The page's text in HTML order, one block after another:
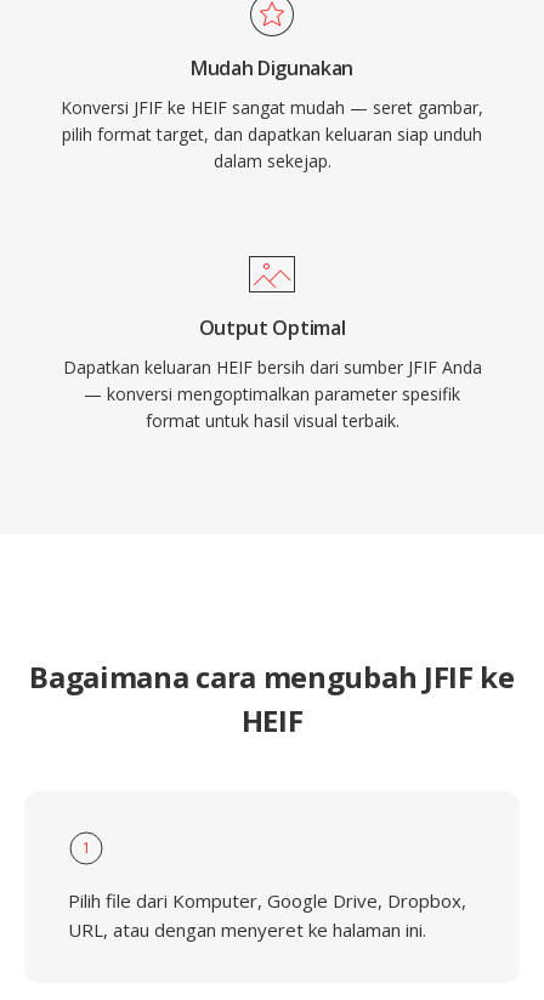
Mudah Digunakan
Konversi JFIF ke HEIF sangat mudah — seret gambar,
pilih format target, dan dapatkan keluaran siap unduh
dalam sekejap.
Output Optimal
Dapatkan keluaran HEIF bersih dari sumber JFIF Anda
— konversi mengoptimalkan parameter spesifik
format untuk hasil visual terbaik.
Bagaimana cara mengubah JFIF ke
HEIF
1
Pilih file dari Komputer, Google Drive, Dropbox,
URL, atau dengan menyeret ke halaman ini.